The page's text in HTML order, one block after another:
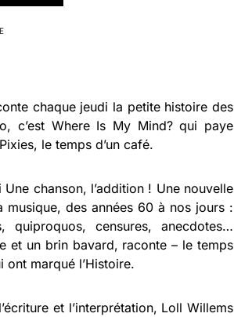
chaque jeudi la petite histoire des
c’est Where Is My Mind? qui paye
le temps d’un café.
chanson, l’addition ! Une nouvelle
des années 60 à nos jours :
censures, anecdotes…
et un brin bavard, raconte – le temps
ont marqué l’Histoire.
et l’interprétation, Loll Willems